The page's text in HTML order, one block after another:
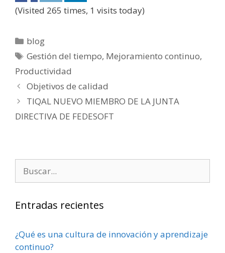
(Visited 265 times, 1 visits today)
blog
Gestión del tiempo, Mejoramiento continuo,
Productividad
Objetivos de calidad
TIQAL NUEVO MIEMBRO DE LA JUNTA
DIRECTIVA DE FEDESOFT
Entradas recientes
¿Qué es una cultura de innovación y aprendizaje
continuo?